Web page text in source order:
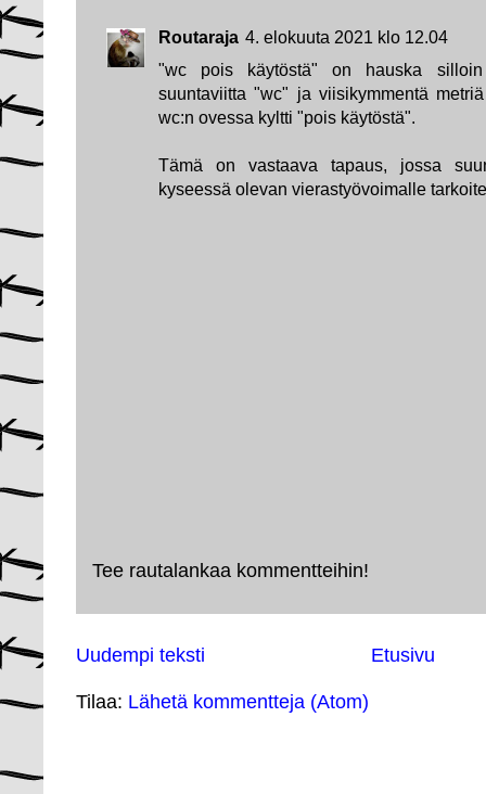
Routaraja 4. elokuuta 2021 klo 12.04
"wc pois käytöstä" on hauska
suuntaviitta "wc" ja viisikymmentä
wc:n ovessa kyltti "pois käytöstä".
Tämä on vastaava tapaus, jossa
kyseessä olevan vierastyövoimalle
Tee rautalankaa kommentteihin!
Uudempi teksti Etusivu
Tilaa: Lähetä kommentteja (Atom)